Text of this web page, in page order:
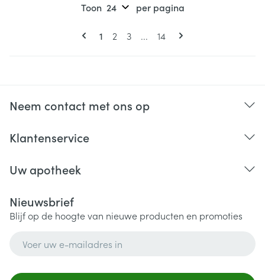
Pagina's
U lees momenteel pagina
1 Pagina
2 Pagina
3 ... Pagina
14
Toon per pagina
Neem contact met ons op
Klantenservice
Uw apotheek
Nieuwsbrief
Blijf op de hoogte van nieuwe producten en promoties